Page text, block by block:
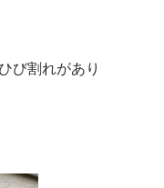
び割れがあり